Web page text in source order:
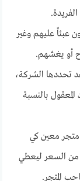
عبئاً عليهم وغير
أو يغشهم.
تحددها الشركة،
بالنسبة
متجر معين كي
من السعر ليعطي
المتجر.